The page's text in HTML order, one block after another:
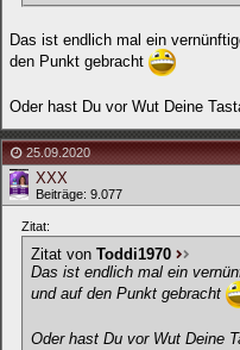
Das ist endlich mal ein
den Punkt gebracht
Oder hast Du vor Wut Deine
25.09.2020
XXX
Beiträge: 9.077
Zitat:
Zitat von Toddi1970
Das ist endlich mal ein
und auf den Punkt gebracht
Oder hast Du vor Wut Deine